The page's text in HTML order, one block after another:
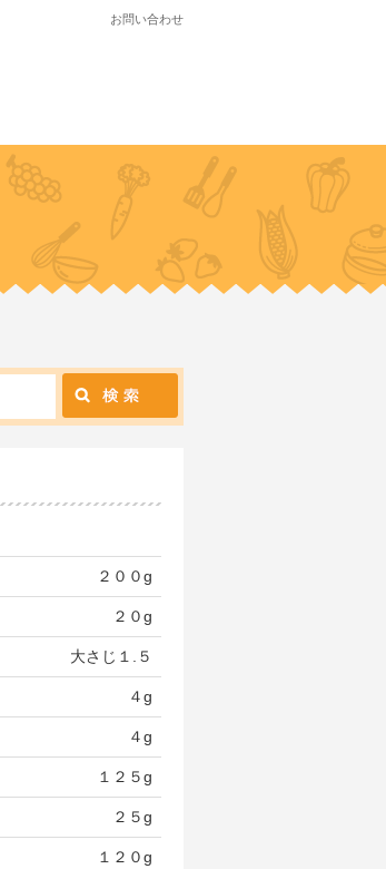
お問い合わせ
２００g
２０g
大さじ１.５
４g
４g
１２５g
２５g
１２０g